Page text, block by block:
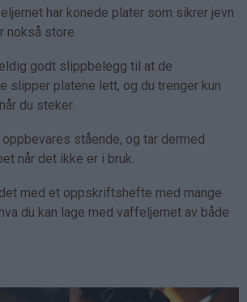
har konede plater som sikrer jevn
nokså store.
godt slippbelegg til at de
slipper platene lett, og du trenger kun
du steker.
stående, og tar dermed
når det ikke er i bruk.
med et oppskriftshefte med mange
du kan lage med vaffeljernet av både